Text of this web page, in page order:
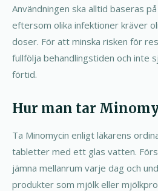
Användningen ska alltid baseras
eftersom olika infektioner kräver
doser. För att minska risken för
fullfölja behandlingstiden och inte
förtid.
Hur man tar
Ta Minomycin enligt läkarens
tabletter med ett glas vatten.
jämna mellanrum varje dag och
produkter som mjölk eller